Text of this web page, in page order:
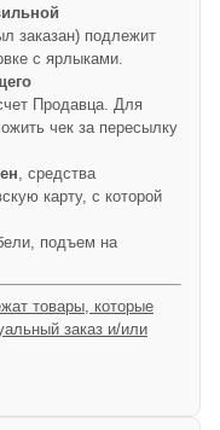
заказан) подлежит
с ярлыками.
Продавца. Для
чек за пересылку
, средства
карту, с которой
подъем на
товары, которые
заказ и/или